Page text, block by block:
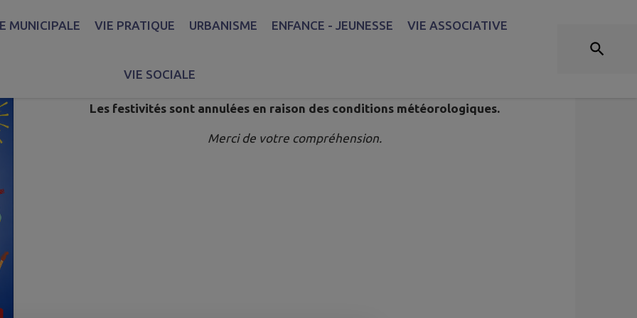
MUNICIPALE VIE PRATIQUE URBANISME ENFANCE - JEUNESSE VIE ASSOCIATIVE
VIE SOCIALE
Publié le mardi 07 juillet 2026 - Thise
Les festivités sont annulées en raison des conditions météorologiques.
Merci de votre compréhension.